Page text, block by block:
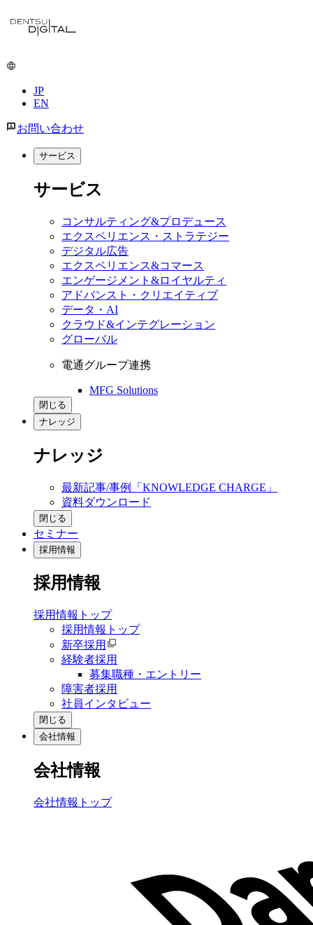
JP
EN
お問い合わせ
サービス
サービス
コンサルティング&プロデュース
エクスペリエンス・ストラテジー
デジタル広告
エクスペリエンス&コマース
エンゲージメント&ロイヤルティ
アドバンスト・クリエイティブ
データ・AI
クラウド&インテグレーション
グローバル
電通グループ連携
MFG Solutions
閉じる
ナレッジ
ナレッジ
最新記事/事例「KNOWLEDGE CHARGE」
資料ダウンロード
閉じる
セミナー
採用情報
採用情報
採用情報トップ
採用情報トップ
新卒採用
経験者採用
募集職種・エントリー
障害者採用
社員インタビュー
閉じる
会社情報
会社情報
会社情報トップ